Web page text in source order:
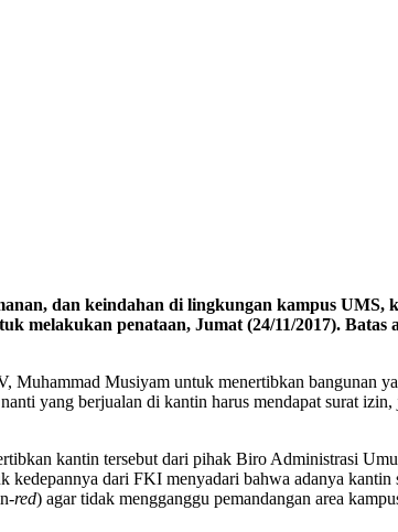
dan keindahan di lingkungan kampus
penataan, Jumat (24/11/2017).
Musiyam untuk menertibkan bangunan
yang berjualan di kantin harus mendapat surat
kantin tersebut dari pihak Biro Administrasi
dari FKI menyadari bahwa adanya
red) agar tidak mengganggu pemandangan area